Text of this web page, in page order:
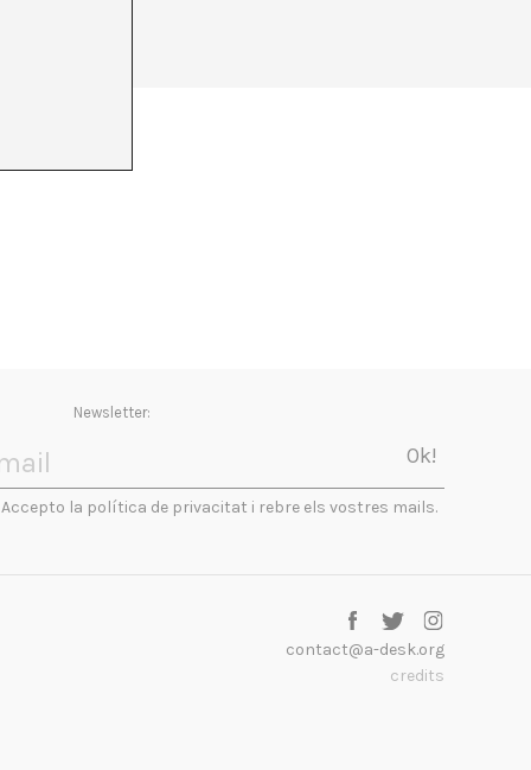
Newsletter:
Accepto la política de privacitat i rebre els vostres mails.
contact@a-desk.org
credits